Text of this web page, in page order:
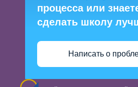
процесса или
сделать школу
Написать о